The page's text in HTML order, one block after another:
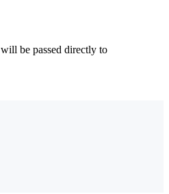
will be passed directly to